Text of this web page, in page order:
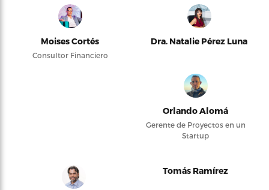
Moises Cortés
Consultor Financiero
Dra. Natalie Pérez Luna
Orlando Alomá
Gerente de Proyectos en un
Startup
Tomás Ramírez